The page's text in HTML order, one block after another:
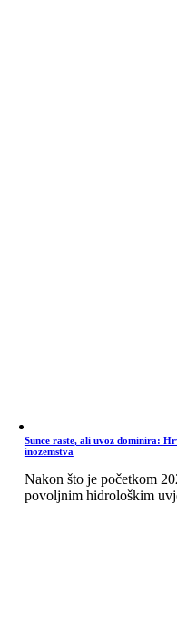
Sunce raste, ali uvoz dominira:
inozemstva
Nakon što je početkom
povoljnim hidrološkim